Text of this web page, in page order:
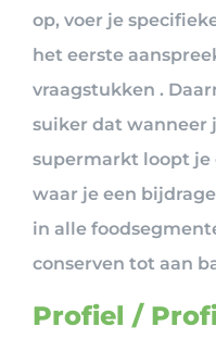
op, voer je
het eerste
vraagstukken .
suiker dat wanneer
supermarkt loopt je
waar je een
in alle
conserven tot aan
Profiel /